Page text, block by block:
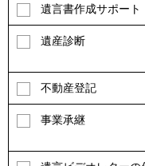
遺言書作成サポート
遺産診断
不動産登記
事業承継